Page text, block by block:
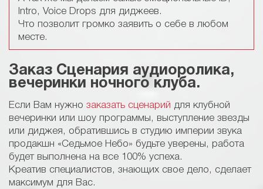
Intro, Voice Drops для диджеев.
Что позволит громко заявить о себе в любом
месте.
Заказ Сценария аудиоролика,
вечеринки ночного клуба.
Если Вам нужно заказать сценарий для клубной
вечеринки или шоу программы, выступление звезды
или диджея, обратившись в студию империи звука
продакшн «Седьмое Небо» будьте уверены, работа
будет выполнена на все 100% успеха.
Креатив специалистов, знающих свое дело, сделает
максимум для Вас.